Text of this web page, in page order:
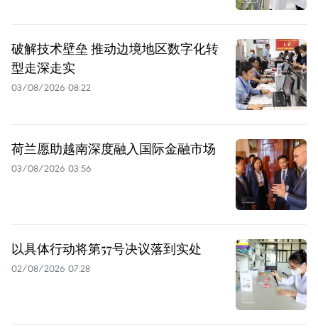
破解技术壁垒 推动边境地区数字化转
型走深走实
03/08/2026 08:22
荷兰愿助越南深度融入国际金融市场
03/08/2026 03:56
以具体行动将第57号决议落到实处
02/08/2026 07:28